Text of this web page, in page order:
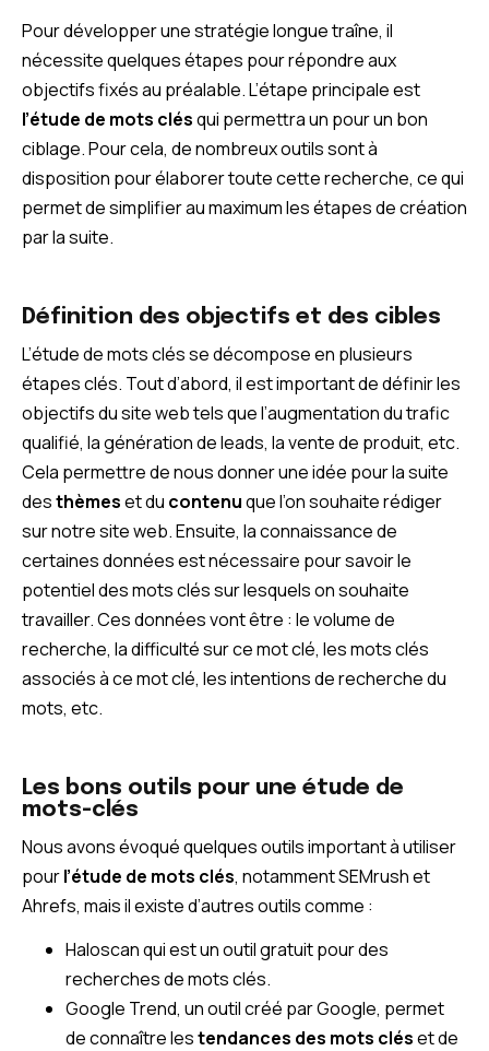
Pour développer une stratégie longue traîne, il
nécessite quelques étapes pour répondre aux
objectifs fixés au préalable. L’étape principale est
l’étude de mots clésqui permettra un pour un bon
ciblage. Pour cela, de nombreux outils sont à
disposition pour élaborer toute cette recherche, ce qui
permet de simplifier au maximum les étapes de création
par la suite.
Définition des objectifs et des cibles
L’étude de mots clés se décompose en plusieurs
étapes clés. Tout d’abord, il est important de définir les
objectifs du site web tels que l’augmentation du trafic
qualifié, la génération de leads, la vente de produit, etc.
Cela permettre de nous donner une idée pour la suite
desthèmeset du contenuque l’on souhaite rédiger
sur notre site web. Ensuite, la connaissance de
certaines données est nécessaire pour savoir le
potentiel des mots clés sur lesquels on souhaite
travailler. Ces données vont être : le volume de
recherche, la difficulté sur ce mot clé, les mots clés
associés à ce mot clé, les intentions de recherche du
mots, etc.
Les bons outils pour une étude de
mots-clés
Nous avons évoqué quelques outils important à utiliser
pourl’étude de mots clés, notamment SEMrush et
Ahrefs, mais il existe d’autres outils comme :
Haloscan qui est un outil gratuit pour des
recherches de mots clés.
Google Trend, un outil créé par Google, permet
de connaître lestendances des mots cléset de